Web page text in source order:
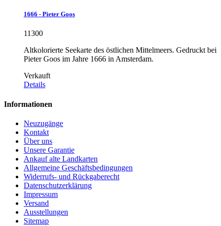
1666 - Pieter Goos
11300
Altkolorierte Seekarte des östlichen Mittelmeers. Gedruckt bei
Pieter Goos im Jahre 1666 in Amsterdam.
Verkauft
Details
Informationen
Neuzugänge
Kontakt
Über uns
Unsere Garantie
Ankauf alte Landkarten
Allgemeine Geschäftsbedingungen
Widerrufs- und Rückgaberecht
Datenschutzerklärung
Impressum
Versand
Ausstellungen
Sitemap